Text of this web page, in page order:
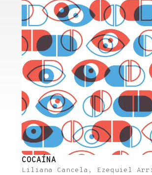
COCAÍNA
Liliana Cancela, Ezequiel